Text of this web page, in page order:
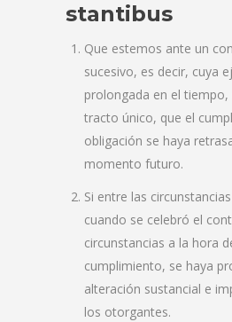
stantibus
Que estemos ante un
sucesivo, es decir, cuya
prolongada en el tiempo,
tracto único, que el
obligación se haya
momento futuro.
Si entre las
cuando se celebró el
circunstancias a la hora
cumplimiento, se haya
alteración sustancial e
los otorgantes.